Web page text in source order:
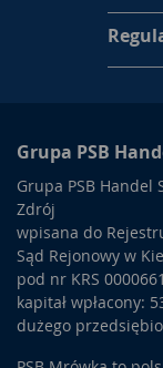
Grupa PSB
Grupa PSB Handel
Zdrój
wpisana do
Sąd Rejonowy w
pod nr KRS
kapitał wpłacony:
dużego